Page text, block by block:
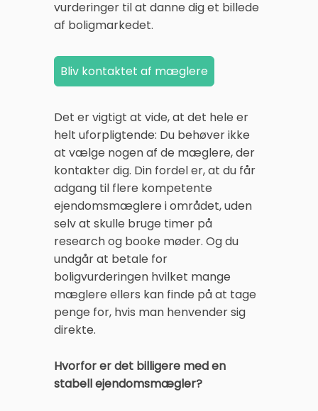
vurderinger til at danne dig et billede
af boligmarkedet.
Det er vigtigt at vide, at det hele er
helt uforpligtende: Du behøver ikke
at vælge nogen af de mæglere, der
kontakter dig. Din fordel er, at du får
adgang til flere kompetente
ejendomsmæglere i området, uden
selv at skulle bruge timer på
research og booke møder. Og du
undgår at betale for
boligvurderingen hvilket mange
mæglere ellers kan finde på at tage
penge for, hvis man henvender sig
direkte.
Hvorfor er det billigere med en
stabell ejendomsmægler?